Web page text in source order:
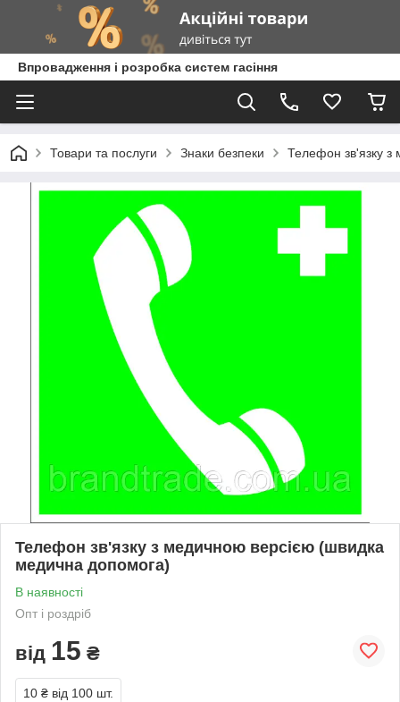
Впровадження і розробка систем гасіння
Товари та послуги Знаки безпеки Телефон зв'язку
Телефон зв'язку з медичною версією (швидка
медична допомога)
В наявності
Опт і роздріб
від 15 ₴
10 ₴ від 100 шт.